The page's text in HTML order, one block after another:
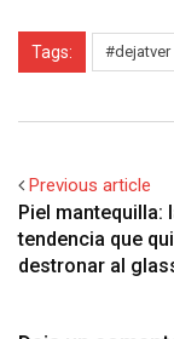
Tags: #dejatver
Previous article
Piel mantequilla:
tendencia que
destronar al